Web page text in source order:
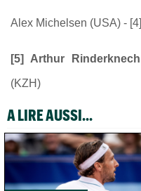
Alex Michelsen (USA) -
[5] Arthur
(KZH)
A LIRE AUSSI...